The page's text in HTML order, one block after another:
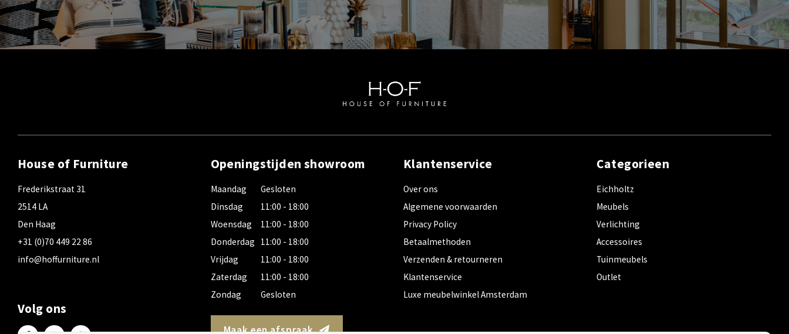
House of Furniture
Frederikstraat 31
2514 LA
Den Haag
+31 (0)70 449 22 86
info@hoffurniture.nl
Volg ons
Openingstijden showroom
Maandag
Dinsdag
Woensdag
Donderdag
Vrijdag
Zaterdag
Zondag
Gesloten
11:00 - 18:00
11:00 - 18:00
11:00 - 18:00
11:00 - 18:00
11:00 - 18:00
Gesloten
Maak een afspraak
Klantenservice
Over ons
Algemene voorwaarden
Privacy Policy
Betaalmethoden
Verzenden & retourneren
Klantenservice
Luxe meubelwinkel Amsterdam
Categorieen
Eichholtz
Meubels
Verlichting
Accessoires
Tuinmeubels
Outlet